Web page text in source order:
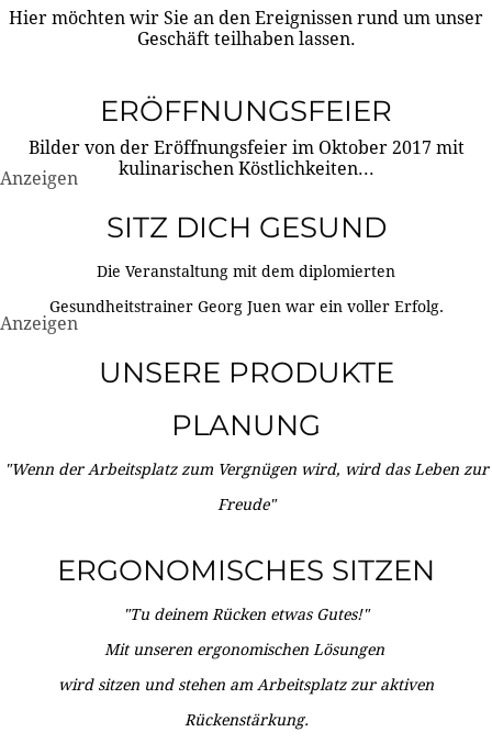
Hier möchten wir Sie an den Ereignissen rund um unser
Geschäft teilhaben lassen.
ERÖFFNUNGSFEIER
Bilder von der Eröffnungsfeier im Oktober 2017 mit
kulinarischen Köstlichkeiten...
Anzeigen
SITZ DICH GESUND
Die Veranstaltung mit dem diplomierten
Gesundheitstrainer Georg Juen war ein voller Erfolg.
Anzeigen
UNSERE PRODUKTE
PLANUNG
"Wenn der Arbeitsplatz zum Vergnügen wird, wird das Leben zur
Freude"
ERGONOMISCHES SITZEN
"Tu deinem Rücken etwas Gutes!"
Mit unseren ergonomischen Lösungen
wird sitzen und stehen am Arbeitsplatz zur aktiven
Rückenstärkung.